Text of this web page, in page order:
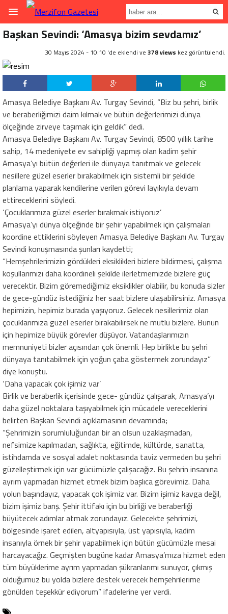
Başkan Sevindi: ‘Amasya bizim sevdamız’
30 Mayıs 2024 - 10:10 'de eklendi ve 378 views kez görüntülendi.
Amasya Belediye Başkanı Av. Turgay Sevindi, “Biz bu şehri, birlik
ve beraberliğimizi daim kılmak ve bütün değerlerimizi dünya
ölçeğinde zirveye taşımak için geldik” dedi.
Amasya Belediye Başkanı Av. Turgay Sevindi, 8500 yıllık tarihe
sahip, 14 medeniyete ev sahipliği yapmış olan kadim şehir
Amasya’yı bütün değerleri ile dünyaya tanıtmak ve gelecek
nesillere güzel eserler bırakabilmek için sistemli bir şekilde
planlama yaparak kendilerine verilen görevi layıkıyla devam
ettireceklerini söyledi.
‘Çocuklarımıza güzel eserler bırakmak istiyoruz’
Amasya’yı dünya ölçeğinde bir şehir yapabilmek için çalışmaları
koordine ettiklerini söyleyen Amasya Belediye Başkanı Av. Turgay
Sevindi konuşmasında şunları kaydetti;
“Hemşehrilerimizin gördükleri eksiklikleri bizlere bildirmesi, çalışma
koşullarımızı daha koordineli şekilde ilerletmemizde bizlere güç
verecektir. Bizim göremediğimiz eksiklikler olabilir, bu konuda sizler
de gece-gündüz istediğiniz her saat bizlere ulaşabilirsiniz. Amasya
hepimizin, hepimiz burada yaşıyoruz. Gelecek nesillerimiz olan
çocuklarımıza güzel eserler bırakabilirsek ne mutlu bizlere. Bunun
için hepimize büyük görevler düşüyor. Vatandaşlarımızın
memnuniyeti bizler açısından çok önemli. Hep birlikte bu şehri
dünyaya tanıtabilmek için yoğun çaba göstermek zorundayız”
diye konuştu.
‘Daha yapacak çok işimiz var’
Birlik ve beraberlik içerisinde gece- gündüz çalışarak, Amasya’yı
daha güzel noktalara taşıyabilmek için mücadele vereceklerini
belirten Başkan Sevindi açıklamasının devamında;
“Şehrimizin sorumluluğundan bir an olsun uzaklaşmadan,
nefsimize kapılmadan, sağlıkta, eğitimde, kültürde, sanatta,
istihdamda ve sosyal adalet noktasında taviz vermeden bu şehri
güzelleştirmek için var gücümüzle çalışacağız. Bu şehrin insanına
ayrım yapmadan hizmet etmek bizim başlıca görevimiz. Daha
yolun başındayız, yapacak çok işimiz var. Bizim işimiz kavga değil,
bizim işimiz barış. Şehir ittifakı için bu birliği ve beraberliği
büyütecek adımlar atmak zorundayız. Gelecekte şehrimizi,
bölgesinde işaret edilen, altyapısıyla, üst yapısıyla, kadim
insanıyla örnek bir şehir yapabilmek için bütün gücümüzle mesai
harcayacağız. Geçmişten bugüne kadar Amasya’mıza hizmet eden
tüm büyüklerime ayrım yapmadan şükranlarımı sunuyor, çıkmış
olduğumuz bu yolda bizlere destek verecek hemşehrilerime
gönülden teşekkür ediyorum” ifadelerine yer verdi.